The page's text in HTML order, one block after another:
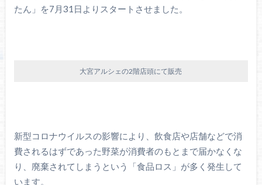
たん」を7月31日よりスタートさせました。
大宮アルシェの2階店頭にて販売
新型コロナウイルスの影響により、飲食店や店舗などで消
費されるはずであった野菜が消費者のもとまで届かなくな
り、廃棄されてしまうという「食品ロス」が多く発生して
います。